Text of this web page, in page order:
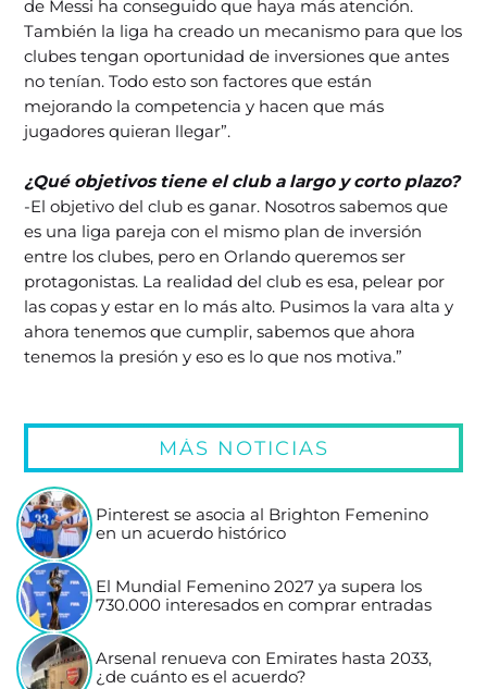
de Messi ha conseguido que haya más atención.
También la liga ha creado un mecanismo para que los
clubes tengan oportunidad de inversiones que antes
no tenían. Todo esto son factores que están
mejorando la competencia y hacen que más
jugadores quieran llegar”.
¿Qué objetivos tiene el club a largo y corto plazo?
-El objetivo del club es ganar. Nosotros sabemos que
es una liga pareja con el mismo plan de inversión
entre los clubes, pero en Orlando queremos ser
protagonistas. La realidad del club es esa, pelear por
las copas y estar en lo más alto. Pusimos la vara alta y
ahora tenemos que cumplir, sabemos que ahora
tenemos la presión y eso es lo que nos motiva.”
MÁS NOTICIAS
Pinterest se asocia al Brighton Femenino
en un acuerdo histórico
El Mundial Femenino 2027 ya supera los
730.000 interesados en comprar entradas
Arsenal renueva con Emirates hasta 2033,
¿de cuánto es el acuerdo?